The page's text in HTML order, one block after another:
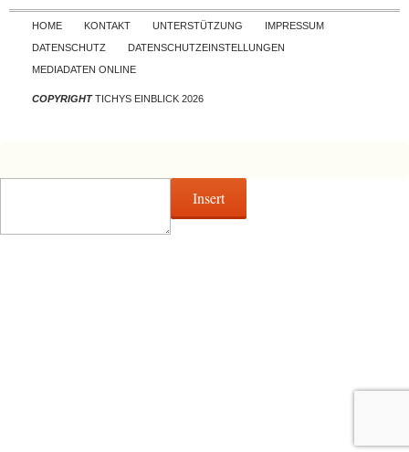
Skip to content
HOME KONTAKT UNTERSTÜTZUNG
IMPRESSUM
DATENSCHUTZ
DATENSCHUTZEINSTELLUNGEN
MEDIADATEN ONLINE
COPYRIGHTTICHYS EINBLICK 2026
Insert